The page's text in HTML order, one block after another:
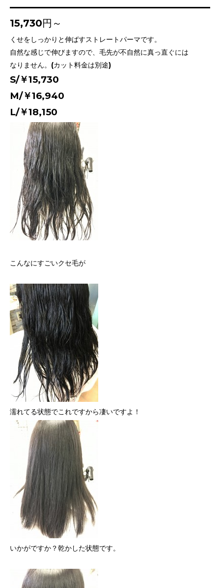
15,730円～
くせをしっかりと伸ばすストレートパーマです。
自然な感じで伸びますので、毛先が不自然に真っ直ぐには
なりません。(カット料金は別途)
S/￥15,730
M/￥16,940
L/￥18,150
こんなにすごいクセ毛が
濡れてる状態でこれですから凄いですよ！
いかがですか？乾かした状態です。